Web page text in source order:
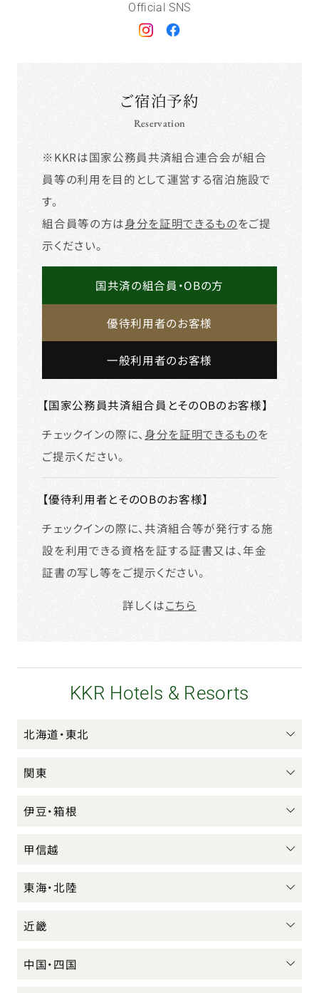
Official SNS
ご宿泊予約
Reservation
※KKRは国家公務員共済組合連合会が組合
員等の利用を目的として運営する宿泊施設で
す。
組合員等の方は身分を証明できるものをご提
示ください。
国共済の組合員・OBの方
優待利用者のお客様
一般利用者のお客様
【国家公務員共済組合員とそのOBのお客様】
チェックインの際に、身分を証明できるものを
ご提示ください。
【優待利用者とそのOBのお客様】
チェックインの際に、共済組合等が発行する施
設を利用できる資格を証する証書又は、年金
証書の写し等をご提示ください。
詳しくはこちら
KKR Hotels & Resorts
北海道・東北
関東
伊豆・箱根
甲信越
東海・北陸
近畿
中国・四国